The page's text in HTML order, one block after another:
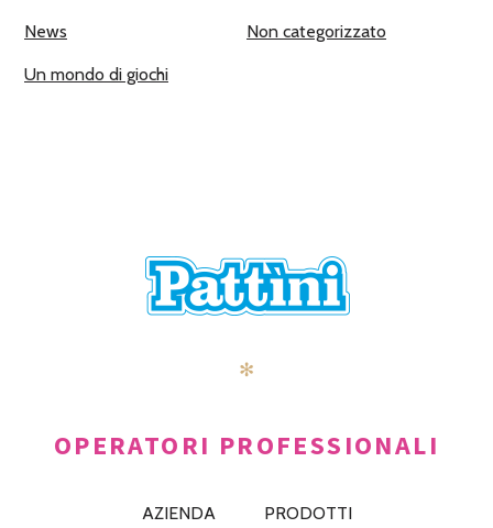
News Non categorizzato
Un mondo di giochi
✻
OPERATORI PROFESSIONALI
AZIENDA
PRODOTTI